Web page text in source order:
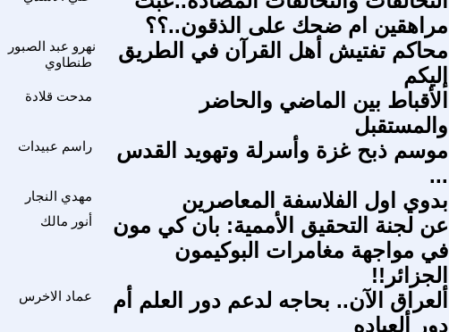
مراهقين ام ضحك على الذقون..؟؟
نهرو عبد الصبور
طنطاوي
محاكم تفتيش أهل القرآن في الطريق
إليكم
مدحت قلادة
الأقباط بين الماضي والحاضر
والمستقبل
راسم عبيدات
موسم ذبح غزة وأسرلة وتهويد القدس
...
مهدي النجار بدوي اول الفلاسفة المعاصرين
أنور مالك
عن لجنة التحقيق الأممية: بان كي مون
في مواجهة مغامرات البوكيمون
الجزائر!!
عماد الاخرس
ألعراق الآن.. بحاجه لدعم دور العلم أم
دور ألعباده